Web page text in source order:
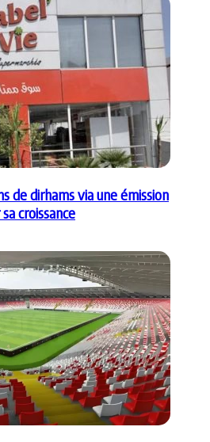
de dirhams via une émission
croissance